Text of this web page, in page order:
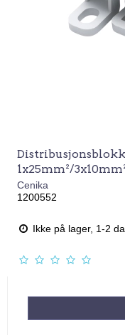
1x25mm²/
Cenika
1200552
Ikke på lager, 1-2